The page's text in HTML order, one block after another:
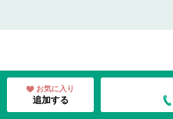
お気に入り
追加する